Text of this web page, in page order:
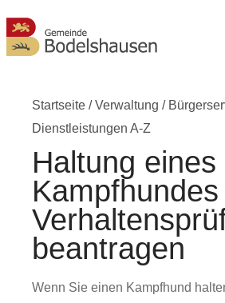
Startseite /Verwaltung /
Dienstleistungen A-Z
Haltung eines
Kampfhundes
beantragen
Wenn Sie einen Kampfhund